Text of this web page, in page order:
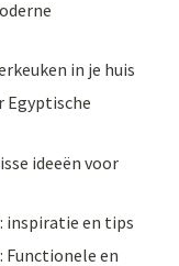
in je huis
Egyptische
ideeën voor
inspiratie en tips
Functionele en